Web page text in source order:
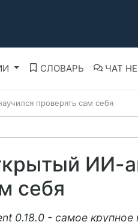
СЛОВАРЬ ЧАТ
проверять сам себя
ИИ-
себя
0.18.0 - самое крупное